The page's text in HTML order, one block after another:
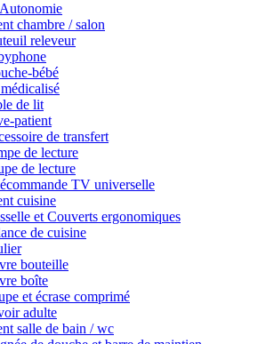
chambre / salon
releveur
bébé
de lit
patient
de transfert
de lecture
de lecture
TV universelle
cuisine
et Couverts ergonomiques
de cuisine
bouteille
boîte
et écrase comprimé
adulte
salle de bain / wc